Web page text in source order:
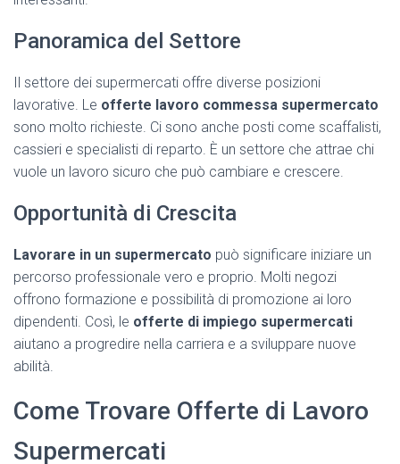
Panoramica del Settore
Il settore dei supermercati offre diverse posizioni
lavorative. Le offerte lavoro commessa supermercato
sono molto richieste. Ci sono anche posti come scaffalisti,
cassieri e specialisti di reparto. È un settore che attrae chi
vuole un lavoro sicuro che può cambiare e crescere.
Opportunità di Crescita
Lavorare in un supermercato può significare iniziare un
percorso professionale vero e proprio. Molti negozi
offrono formazione e possibilità di promozione ai loro
dipendenti. Così, le offerte di impiego supermercati
aiutano a progredire nella carriera e a sviluppare nuove
abilità.
Come Trovare Offerte di Lavoro
Supermercati